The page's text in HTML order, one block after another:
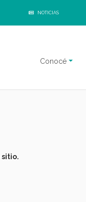
NOTICIAS
Conocé
sitio.